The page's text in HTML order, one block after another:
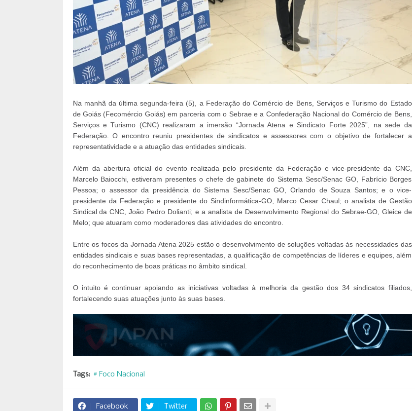
Na manhã da última segunda-feira (5), a Federação do Comércio de Bens, Serviços e Turismo do Estado
de Goiás (Fecomércio Goiás) em parceria com o Sebrae e a Confederação Nacional do Comércio de Bens,
Serviços e Turismo (CNC) realizaram a imersão “Jornada Atena e Sindicato Forte 2025”, na sede da
Federação. O encontro reuniu presidentes de sindicatos e assessores com o objetivo de fortalecer a
representatividade e a atuação das entidades sindicais.
Além da abertura oficial do evento realizada pelo presidente da Federação e vice-presidente da CNC,
Marcelo Baiocchi, estiveram presentes o chefe de gabinete do Sistema Sesc/Senac GO, Fabrício Borges
Pessoa; o assessor da presidência do Sistema Sesc/Senac GO, Orlando de Souza Santos; e o vice-
presidente da Federação e presidente do Sindinformática-GO, Marco Cesar Chaul; o analista de Gestão
Sindical da CNC, João Pedro Dolianti; e a analista de Desenvolvimento Regional do Sebrae-GO, Gleice de
Melo; que atuaram como moderadores das atividades do encontro.
Entre os focos da Jornada Atena 2025 estão o desenvolvimento de soluções voltadas às necessidades das
entidades sindicais e suas bases representadas, a qualificação de competências de líderes e equipes, além
do reconhecimento de boas práticas no âmbito sindical.
O intuito é continuar apoiando as iniciativas voltadas à melhoria da gestão dos 34 sindicatos filiados,
fortalecendo suas atuações junto às suas bases.
Tags: # Foco Nacional
Facebook Twitter